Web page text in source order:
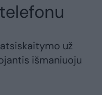
už
išmaniuoju